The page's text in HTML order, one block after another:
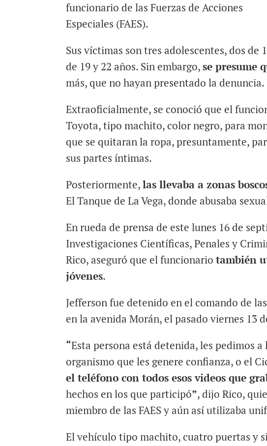
funcionario de las Fuerzas de Acciones
Especiales (FAES).
Sus víctimas son tres adolescentes, dos de
de 19 y 22 años. Sin embargo,se presume
más, que no hayan presentado la denuncia.
Extraoficialmente, se conoció que el
Toyota, tipo machito, color negro, para
que se quitaran la ropa, presuntamente,
sus partes íntimas.
Posteriormente,las llevaba a zonas
El Tanque de La Vega, donde abusaba
En rueda de prensa de este lunes 16 de
Investigaciones Científicas, Penales y
Rico, aseguró que el funcionariotambién
jóvenes.
Jefferson fue detenido en el comando de
en la avenida Morán, el pasado viernes 13
“Esta persona está detenida, les pedimos
organismo que les genere confianza, o el
el teléfono con todos esos videos que
hechos en los que participó”, dijo Rico,
miembro de las FAES y aún así utilizaba
El vehículo tipo machito, cuatro puertas y